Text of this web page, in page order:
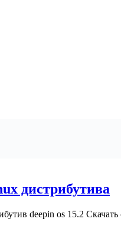
дистрибутива
deepin os 15.2